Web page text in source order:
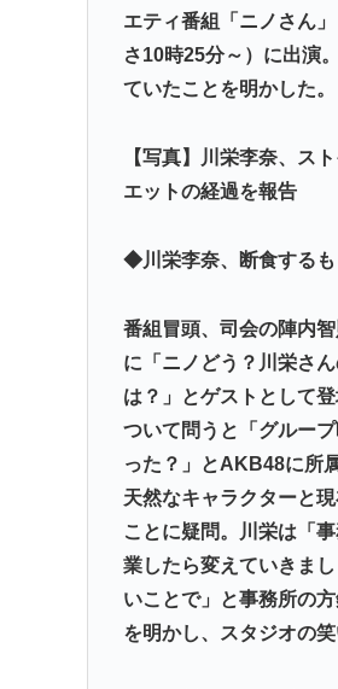
【悲報】とんでもないヤバい台
ファン付き作業着使用男性熱中
【緊急】少子化の原因、判明す
誰でもできる仕事してるやつっ
なして君ら「テスラ」買わない
林家パー子、認知症が進行「一
難聴で夫・ペーと「筆談」…自
Powered by livedoor 相互RSS
エティ番組「ニノさん
さ10時25分～）に出演
ていたことを明かした。
【写真】川栄李奈、ス
エットの経過を報告
◆川栄李奈、断食するも
番組冒頭、司会の陣内
に「ニノどう？川栄さ
は？」とゲストとして
ついて問うと「グルー
った？」とAKB48に所
天然なキャラクターと
ことに疑問。川栄は「
業したら変えていきま
いことで」と事務所の
を明かし、スタジオの笑